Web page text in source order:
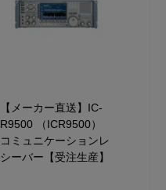
【メーカー直送】IC-
R9500 （ICR9500）
コミュニケーションレ
シーバー【受注生産】